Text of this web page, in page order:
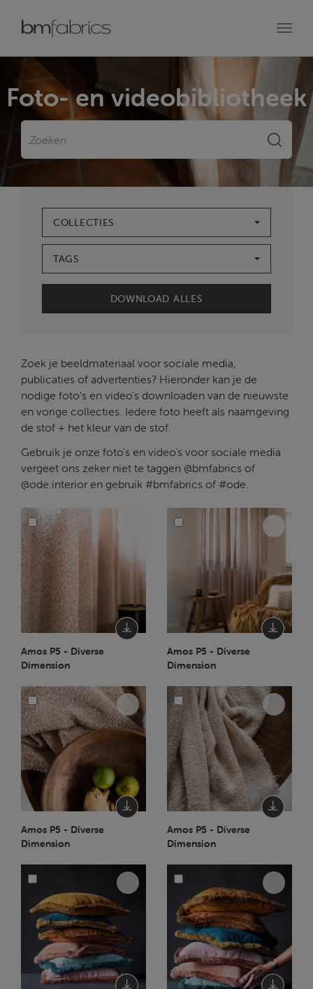
Foto- en videobibliotheek
Zoeken
COLLECTIES
TAGS
DOWNLOAD ALLES
Zoek je beeldmateriaal voor sociale media,
publicaties of advertenties? Hieronder kan je de
nodige foto’s en video's downloaden van de nieuwste
en vorige collecties. Iedere foto heeft als naamgeving
de stof + het kleur van de stof.
Gebruik je onze foto's en video's voor sociale media
vergeet ons zeker niet te taggen @bmfabrics of
@ode.interior en gebruik #bmfabrics of #ode.
Amos P5 - Diverse
Dimension
Amos P5 - Diverse
Dimension
Amos P5 - Diverse
Dimension
Amos P5 - Diverse
Dimension